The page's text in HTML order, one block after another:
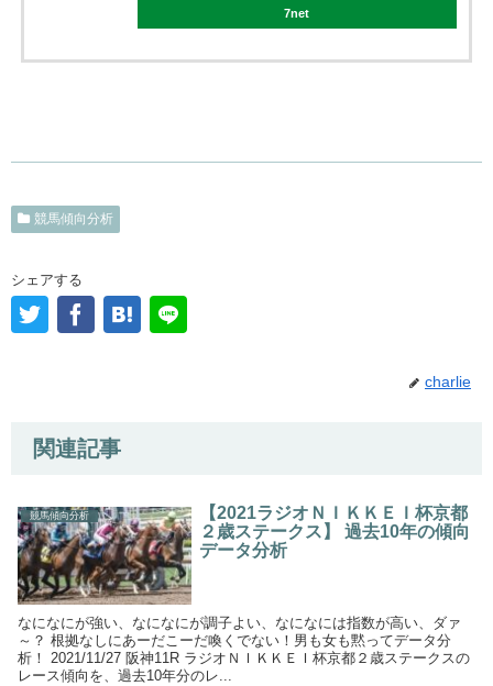
7net
競馬傾向分析
シェアする
charlie
関連記事
競馬傾向分析
【2021ラジオＮＩＫＫＥＩ杯京都
２歳ステークス】 過去10年の傾向
データ分析
なになにが強い、なになにが調子よい、なになには指数が高い、ダァ
～？ 根拠なしにあーだこーだ喚くでない！男も女も黙ってデータ分
析！ 2021/11/27 阪神11R ラジオＮＩＫＫＥＩ杯京都２歳ステークスの
レース傾向を、過去10年分のレ...